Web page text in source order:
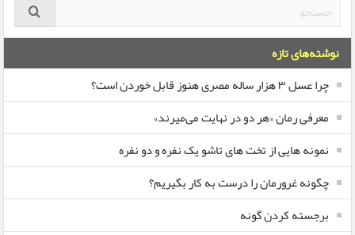
نوشته‌های تازه
چرا عسل ۳ هزار ساله‌ مصری هنوز قابل خوردن است؟
معرفی رمان «هر دو در نهایت می‌میرند»
نمونه هایی از تخت های تاشو یک نفره و دو نفره
چگونه غرورمان را درست به کار بگیریم؟
برجسته کردن گونه